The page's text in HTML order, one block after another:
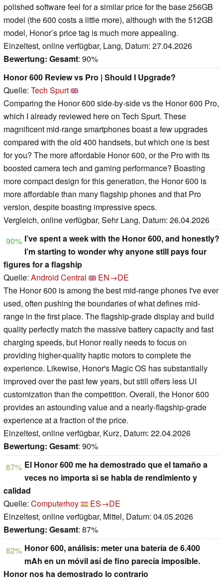
polished software feel for a similar price for the base 256GB
model (the 600 costs a little more), although with the 512GB
model, Honor’s price tag is much more appealing.
Einzeltest, online verfügbar, Lang, Datum: 27.04.2026
Bewertung: Gesamt: 90%
Honor 600 Review vs Pro | Should I Upgrade?
Quelle: Tech Spurt
Comparing the Honor 600 side-by-side vs the Honor 600 Pro,
which I already reviewed here on Tech Spurt. These
magnificent mid-range smartphones boast a few upgrades
compared with the old 400 handsets, but which one is best
for you? The more affordable Honor 600, or the Pro with its
boosted camera tech and gaming performance? Boasting
more compact design for this generation, the Honor 600 is
more affordable than many flagship phones and that Pro
version, despite boasting impressive specs.
Vergleich, online verfügbar, Sehr Lang, Datum: 26.04.2026
90% I’ve spent a week with the Honor 600, and honestly?
I’m starting to wonder why anyone still pays four
figures for a flagship
Quelle: Android Central
EN→DE
The Honor 600 is among the best mid-range phones I've ever
used, often pushing the boundaries of what defines mid-
range in the first place. The flagship-grade display and build
quality perfectly match the massive battery capacity and fast
charging speeds, but Honor really needs to focus on
providing higher-quality haptic motors to complete the
experience. Likewise, Honor's Magic OS has substantially
improved over the past few years, but still offers less UI
customization than the competition. Overall, the Honor 600
provides an astounding value and a nearly-flagship-grade
experience at a fraction of the price.
Einzeltest, online verfügbar, Kurz, Datum: 22.04.2026
Bewertung: Gesamt: 90%
87% El Honor 600 me ha demostrado que el tamaño a
veces no importa si se habla de rendimiento y
calidad
Quelle: Computerhoy
ES→DE
Einzeltest, online verfügbar, Mittel, Datum: 04.05.2026
Bewertung: Gesamt: 87%
82% Honor 600, análisis: meter una batería de 6.400
mAh en un móvil así de fino parecía imposible.
Honor nos ha demostrado lo contrario